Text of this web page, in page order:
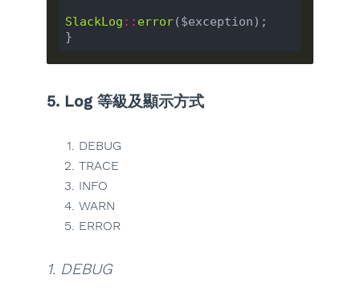
SlackLog :: error($exception);
5. Log 等級及顯示方式
DEBUG
TRACE
INFO
WARN
ERROR
1. DEBUG